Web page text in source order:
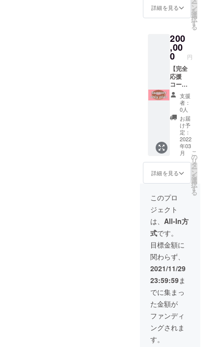
データ
をメー
ださ
い。
（JPEG
、
PNG、
GIF等画
像デー
タでは
掲載で
きかね
ま
す。）
※お名
前、店
名を掲
載ご希
合、
フォン
指定い
ただけ
ませ
ん。 ※
でリサ
イズ、
修正を
行う場
合があ
ります
のであ
らかじ
めご了
承くだ
さい。
※以下の
場合は
※OPEN
告知い
たしま
す。 ※
チケッ
トは店
頭での
交換の
みとい
たしま
す。
（発送
など他
の受け
渡し方
法はご
対応致
しかね
ますの
さ
チケッ
ト受け
取り～
チケッ
ト交換
用メー
ルをお
送りい
たしま
すので
交換期
限内に
店頭に
お越し
くださ
い。
メール
提示で
チケッ
トと交
換いた
しま
す。 チ
ケット
をご提
示いた
だくと
お好き
なドー
ナツを1
パック
をプレ
ゼント
いたし
ます。
（1パッ
ク：7～
8個を予
定）
※OPEN
日は別
H12(cm
)」 T
シャツ
にお名
前、店
名、ロ
ゴのい
ずれか
を掲載
いたし
ます。
こちら
から
メール
をお送
りいた
します
ので 上
記より
ご希望
の掲載
内容を
ご返信
くださ
い。
【返信
期限：
2021/12
/29ま
で】 T
シャツ
は後日
発送い
たしま
す。 ま
た、完
成したT
シャツ
はス
タッフ
のユニ
詳細を見る ー
ン
を
選
択
す
る
200
,00
0 円
【完全
応援
コース
（松）
】 後日
「笹本
北斗」
本人が
直接お
礼に伺
いま
す。 備
考欄に
応援
メッ
セージ
など頂
けると
ありが
たいで
す。 ※
日本全
国どこ
へでも
お礼に
伺いま
す。 ※
面会時
には同
伴者を
付けさ
せてい
ただき
ます。
支援
者：
0人
お届
け予
定：
2022
年03
月
詳細を見る
こ
の
リ
タ
ー
ン
を
選
択
す
る
このプロ
ジェクト
は、 All-In方
式です。
目標金額に
関わらず、
2021/11/29
23:59:59ま
でに集まっ
た金額が
ファンディ
ングされま
す。